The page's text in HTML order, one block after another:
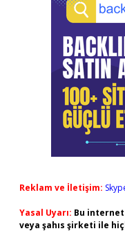
Reklam ve İletişim:
Yasal Uyarı: Bu
veya şahıs şirketi ile